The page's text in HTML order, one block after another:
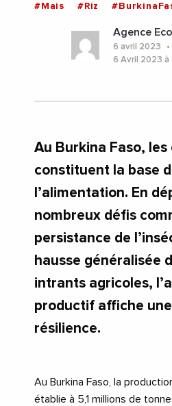
#Mais
#Riz
Agence
6 avril 2023
6 Avril 2023 à
Au Burkina Faso, les
constituent la base
l’alimentation. En
nombreux défis
persistance de
hausse généralisée
intrants agricoles,
productif affiche
résilience.
Au Burkina Faso, la
établie à 5,1 millions de